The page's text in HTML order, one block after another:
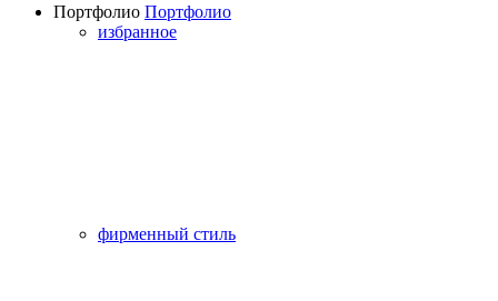
Портфолио Портфолио
избранное
фирменный стиль